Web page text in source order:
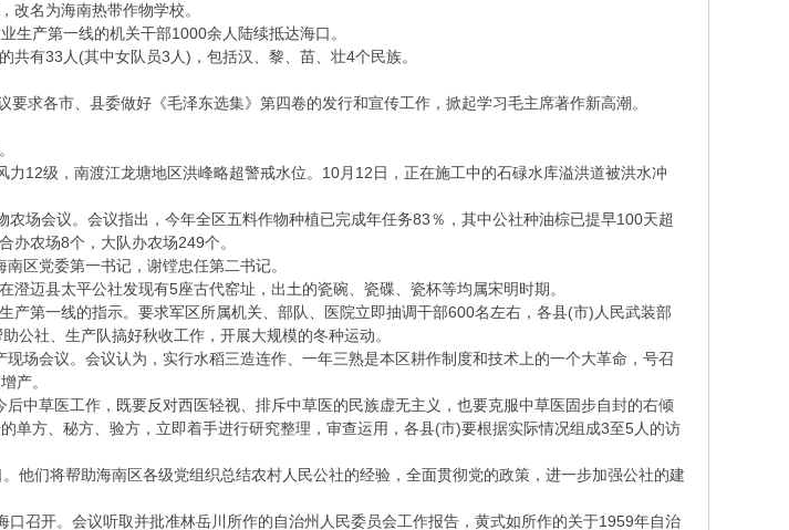
名为海南热带作物学校。
产第一线的机关干部1000余人陆续抵达海口。
有33人(其中女队员3人)，包括汉、黎、苗、壮4个民族。
求各市、县委做好《毛泽东选集》第四卷的发行和宣传工作，掀起学习毛主席著作新高潮。
12级，南渡江龙塘地区洪峰略超警戒水位。10月12日，正在施工中的石碌水库溢洪道被洪水冲
场会议。会议指出，今年全区五料作物种植已完成年任务83％，其中公社种油棕已提早100天超
办农场8个，大队办农场249个。
区党委第一书记，谢镗忠任第二书记。
迈县太平公社发现有5座古代窑址，出土的瓷碗、瓷碟、瓷杯等均属宋明时期。
第一线的指示。要求军区所属机关、部队、医院立即抽调干部600名左右，各县(市)人民武装部
公社、生产队搞好秋收工作，开展大规模的冬种运动。
场会议。会议认为，实行水稻三造连作、一年三熟是本区耕作制度和技术上的一个大革命，号召
产。
中草医工作，既要反对西医轻视、排斥中草医的民族虚无主义，也要克服中草医固步自封的右倾
单方、秘方、验方，立即着手进行研究整理，审查运用，各县(市)要根据实际情况组成3至5人的访
们将帮助海南区各级党组织总结农村人民公社的经验，全面贯彻党的政策，进一步加强公社的建
召开。会议听取并批准林岳川所作的自治州人民委员会工作报告，黄式如所作的关于1959年自治